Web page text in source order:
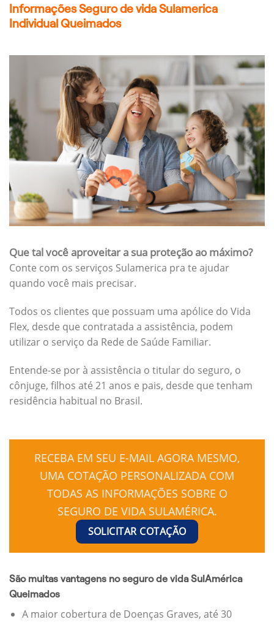
Informações Seguro de vida Sulamerica
Individual Queimados
Que tal você aproveitar a sua proteção ao máximo?
Conte com os serviços Sulamerica pra te ajudar
quando você mais precisar.
Todos os clientes que possuam uma apólice do Vida
Flex, desde que contratada a assistência, podem
utilizar o serviço da Rede de Saúde Familiar.
Entende-se por à assistência o titular do seguro, o
cônjuge, filhos até 21 anos e pais, desde que tenham
residência habitual no Brasil.
RECEBA EM SEU E-MAIL AGORA MESMO,
UMA COTAÇÃO PERSONALIZADA COM
TODAS AS INFORMAÇÕES SOBRE O
SEGURO DE VIDA SULAMÉRICA.
SOLICITAR COTAÇÃO
São muitas vantagens no seguro de vida SulAmérica
Queimados
A maior cobertura de Doenças Graves, até 30